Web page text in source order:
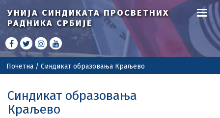
УНИЈА СИНДИКАТАПРОСВЕТНИХ
РАДНИКА СРБИЈЕ
Почетна / Синдикат образовања Краљево
Синдикат образовања
Краљево